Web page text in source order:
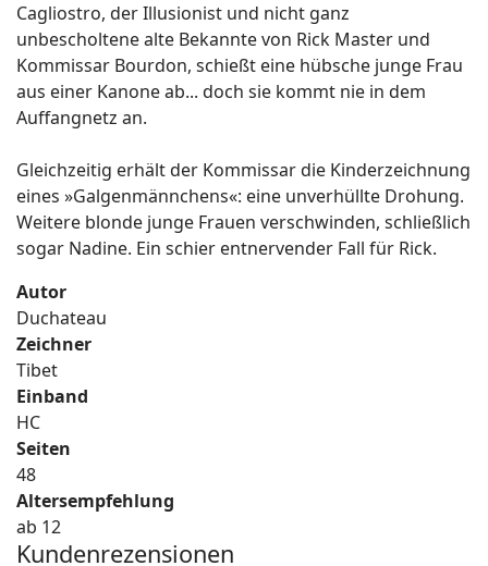
Cagliostro, der Illusionist und nicht ganz
unbescholtene alte Bekannte von Rick Master und
Kommissar Bourdon, schießt eine hübsche junge Frau
aus einer Kanone ab... doch sie kommt nie in dem
Auffangnetz an.
Gleichzeitig erhält der Kommissar die Kinderzeichnung
eines »Galgenmännchens«: eine unverhüllte Drohung.
Weitere blonde junge Frauen verschwinden, schließlich
sogar Nadine. Ein schier entnervender Fall für Rick.
Autor
Duchateau
Zeichner
Tibet
Einband
HC
Seiten
48
Altersempfehlung
ab 12
Kundenrezensionen